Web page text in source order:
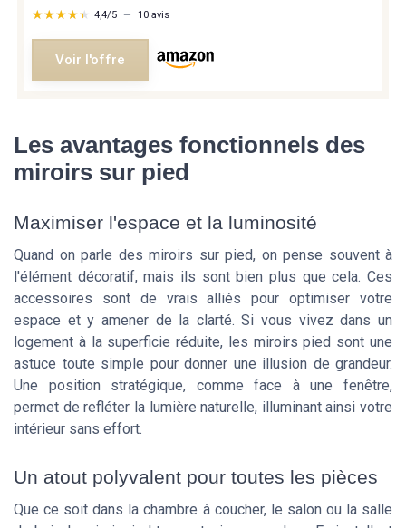
★★★★★
★★★★★ 4,4/5 — 10 avis
Voir l'offre
Les avantages fonctionnels des
miroirs sur pied
Maximiser l'espace et la luminosité
Quand on parle des miroirs sur pied, on pense souvent à
l'élément décoratif, mais ils sont bien plus que cela. Ces
accessoires sont de vrais alliés pour optimiser votre
espace et y amener de la clarté. Si vous vivez dans un
logement à la superficie réduite, les miroirs pied sont une
astuce toute simple pour donner une illusion de grandeur.
Une position stratégique, comme face à une fenêtre,
permet de refléter la lumière naturelle, illuminant ainsi votre
intérieur sans effort.
Un atout polyvalent pour toutes les pièces
Que ce soit dans la chambre à coucher, le salon ou la salle